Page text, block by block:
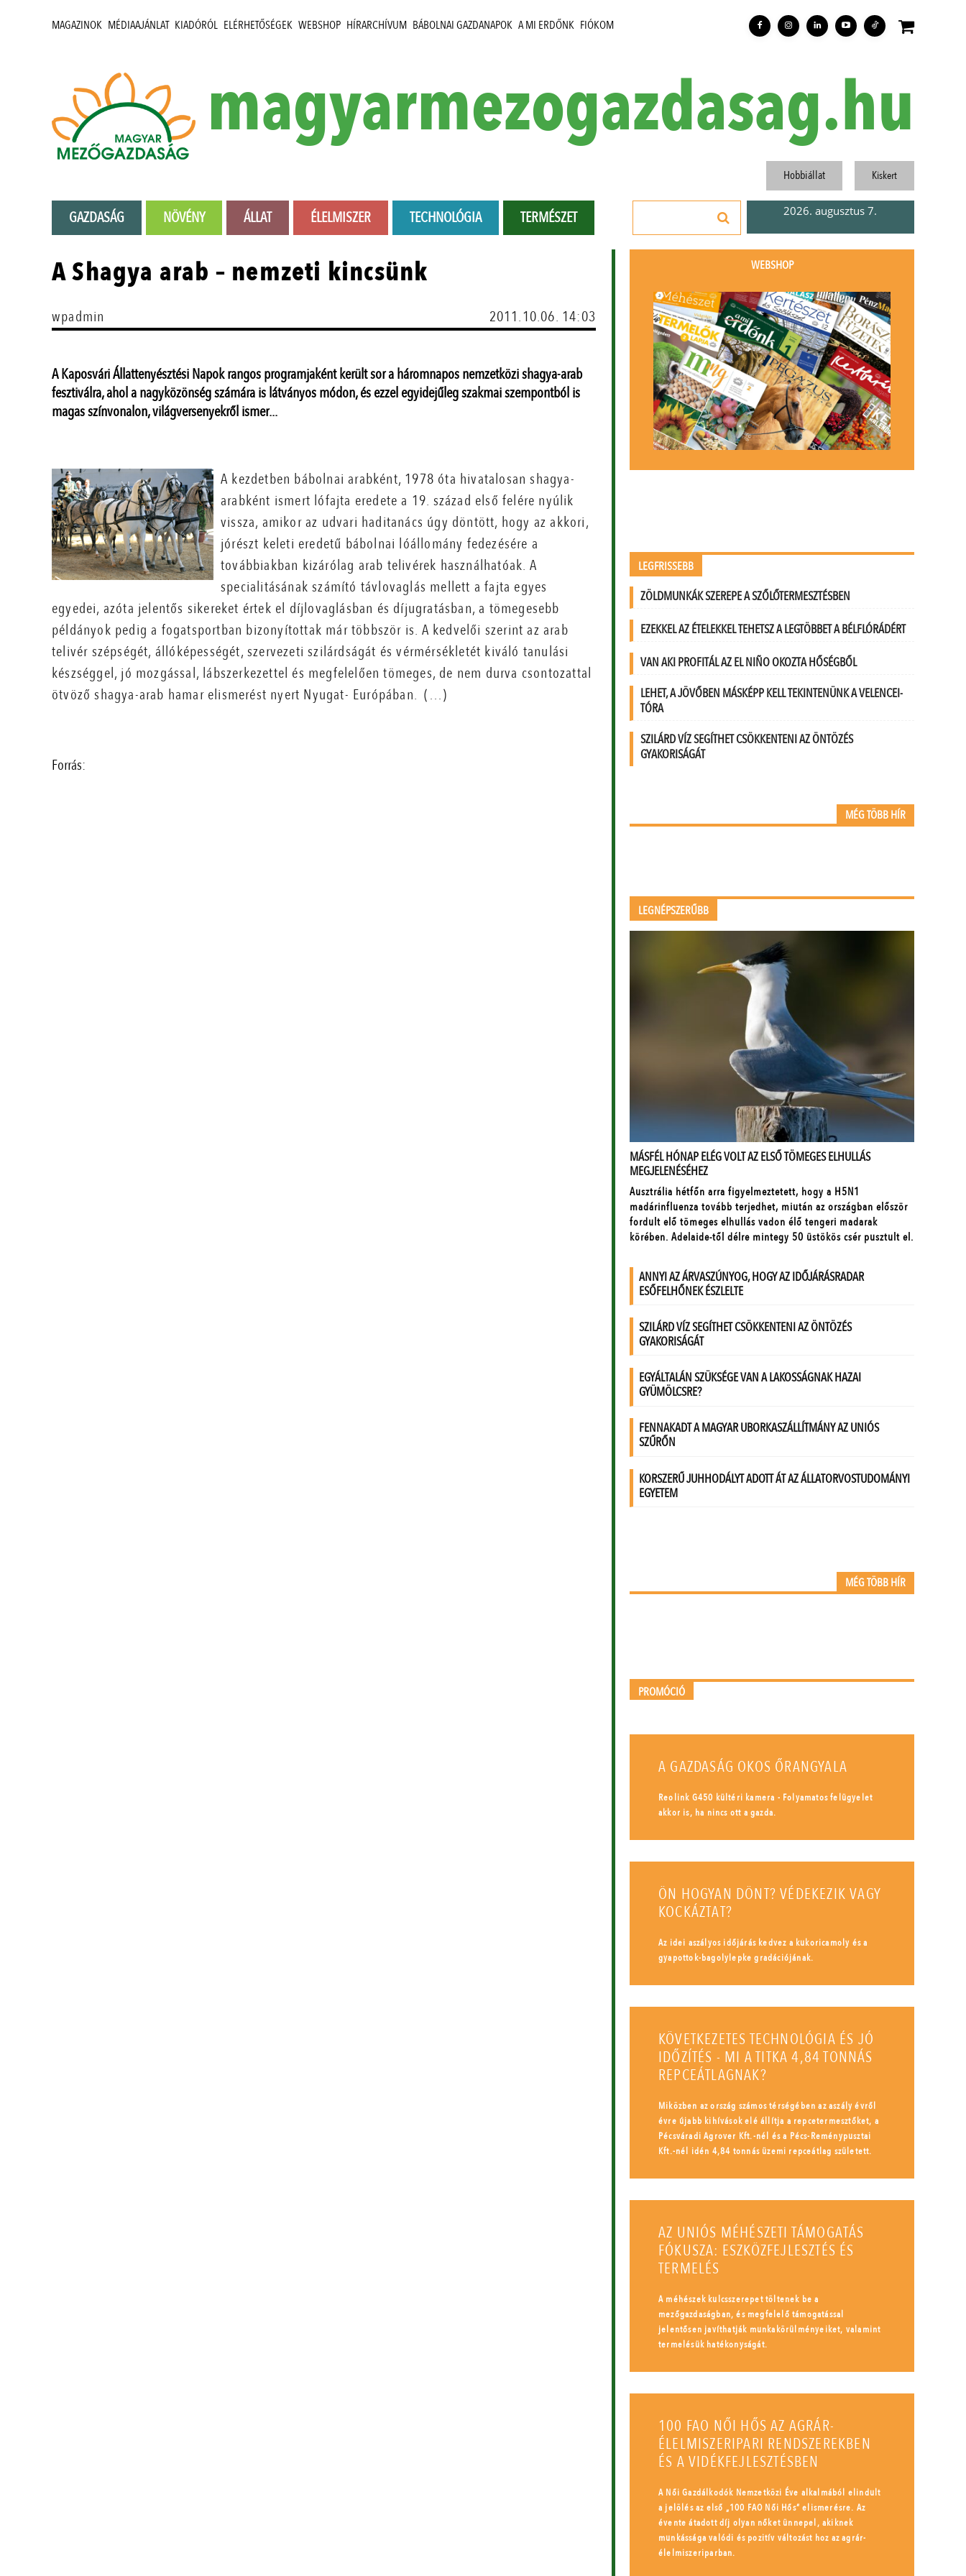
MAGAZINOK MÉDIAAJÁNLAT KIADÓRÓL ELÉRHETŐSÉGEK WEBSHOP HÍRARCHÍVUM BÁBOLNAI GAZDANAPOK A MI ERDŐNK FIÓKOM
magyarmezogazdasag.hu
GAZDASÁG NÖVÉNY ÁLLAT ÉLELMISZER TECHNOLÓGIA TERMÉSZET
Hobbiállat Kiskert
2026. augusztus 7.
A Shagya arab – nemzeti kincsünk
wpadmin 2011.10.06. 14:03
A Kaposvári Állattenyésztési Napok rangos programjaként került sor a háromnapos nemzetközi shagya-arab
fesztiválra, ahol a nagyközönség számára is látványos módon, és ezzel egyidejűleg szakmai szempontból is
magas színvonalon, világversenyekről ismer...
A kezdetben bábolnai arabként, 1978 óta hivatalosan shagya-
arabként ismert lófajta eredete a 19. század első felére nyúlik
vissza, amikor az udvari haditanács úgy döntött, hogy az akkori,
jórészt keleti eredetű bábolnai lóállomány fedezésére a
továbbiakban kizárólag arab telivérek használhatóak. A
specialitásának számító távlovaglás mellett a fajta egyes
egyedei, azóta jelentős sikereket értek el díjlovaglásban és díjugratásban, a tömegesebb
példányok pedig a fogatsportban bizonyítottak már többször is. A kedvelői szerint az arab
telivér szépségét, állóképességét, szervezeti szilárdságát és vérmérsékletét kiváló tanulási
készséggel, jó mozgással, lábszerkezettel és megfelelően tömeges, de nem durva csontozattal
ötvöző shagya-arab hamar elismerést nyert Nyugat- Európában. (…)
Forrás:
WEBSHOP
LEGFRISSEBB
ZÖLDMUNKÁK SZEREPE A SZŐLŐTERMESZTÉSBEN
EZEKKEL AZ ÉTELEKKEL TEHETSZ A LEGTÖBBET A BÉLFLÓRÁDÉRT
VAN AKI PROFITÁL AZ EL NIÑO OKOZTA HŐSÉGBŐL
LEHET, A JÖVŐBEN MÁSKÉPP KELL TEKINTENÜNK A VELENCEI-
TÓRA
SZILÁRD VÍZ SEGÍTHET CSÖKKENTENI AZ ÖNTÖZÉS
GYAKORISÁGÁT
MÉG TÖBB HÍR
LEGNÉPSZERŰBB
MÉG TÖBB HÍR
PROMÓCIÓ
A GAZDASÁG OKOS ŐRANGYALA
Reolink G450 kültéri kamera - Folyamatos felügyelet
akkor is, ha nincs ott a gazda.
ÖN HOGYAN DÖNT? VÉDEKEZIK VAGY
KOCKÁZTAT?
Az idei aszályos időjárás kedvez a kukoricamoly és a
gyapottok-bagolylepke gradációjának.
KÖVETKEZETES TECHNOLÓGIA ÉS JÓ
IDŐZÍTÉS - MI A TITKA 4,84 TONNÁS
REPCEÁTLAGNAK?
Miközben az ország számos térségében az aszály évről
évre újabb kihívások elé állítja a repcetermesztőket, a
Pécsváradi Agrover Kft.-nél és a Pécs-Reménypusztai
Kft.-nél idén 4,84 tonnás üzemi repceátlag született.
AZ UNIÓS MÉHÉSZETI TÁMOGATÁS
FÓKUSZA: ESZKÖZFEJLESZTÉS ÉS
TERMELÉS
A méhészek kulcsszerepet töltenek be a
mezőgazdaságban, és megfelelő támogatással
jelentősen javíthatják munkakörülményeiket, valamint
termelésük hatékonyságát.
100 FAO NŐI HŐS AZ AGRÁR-
ÉLELMISZERIPARI RENDSZEREKBEN
ÉS A VIDÉKFEJLESZTÉSBEN
A Női Gazdálkodók Nemzetközi Éve alkalmából elindult
a jelölés az első „100 FAO Női Hős” elismerésre. Az
évente átadott díj olyan nőket ünnepel, akiknek
munkássága valódi és pozitív változást hoz az agrár-
élelmiszeriparban.